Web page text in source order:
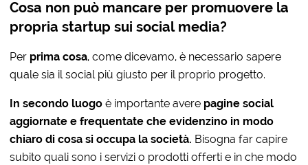
Cosa non può mancare per promuovere la
propria startup sui social media?
Per prima cosa, come dicevamo, è necessario sapere
quale sia il social più giusto per il proprio progetto.
In secondo luogo è importante avere pagine social
aggiornate e frequentate che evidenzino in modo
chiaro di cosa si occupa la società. Bisogna far capire
subito quali sono i servizi o prodotti offerti e in che modo